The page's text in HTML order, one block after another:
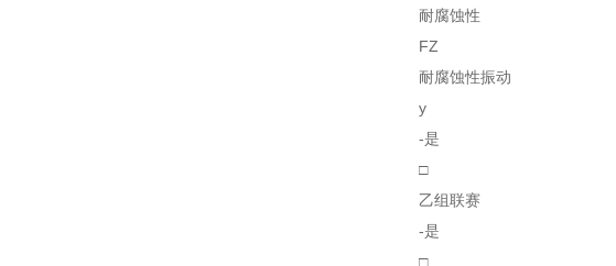
耐腐蚀性
FZ
耐腐蚀性振动
y
-是
□
乙组联赛
-是
□